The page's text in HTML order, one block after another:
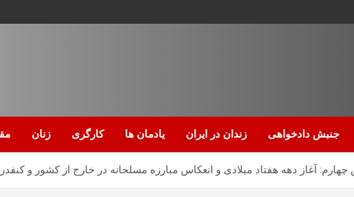
جنبش دادخواهی زندان در ایران یادمان ها کارگری زنان
آغاز دهه هفتاد میلادی و انعکاس مبارزه مسلحانه در خارج از کشور و